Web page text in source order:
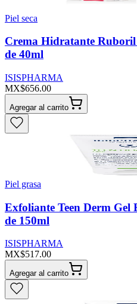
Piel seca
Crema Hidratante
de 40ml
ISISPHARMA
MX$656.00
Agregar al carrito
Piel grasa
Exfoliante Teen Derm Gel
de 150ml
ISISPHARMA
MX$517.00
Agregar al carrito